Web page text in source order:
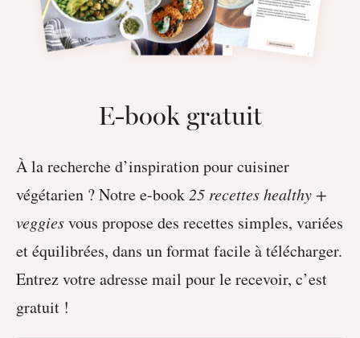
E-book gratuit
À la recherche d’inspiration pour cuisiner
végétarien ? Notre e-book 25 recettes healthy +
veggiesvous propose des recettes simples, variées
et équilibrées, dans un format facile à télécharger.
Entrez votre adresse mail pour le recevoir, c’est
gratuit !